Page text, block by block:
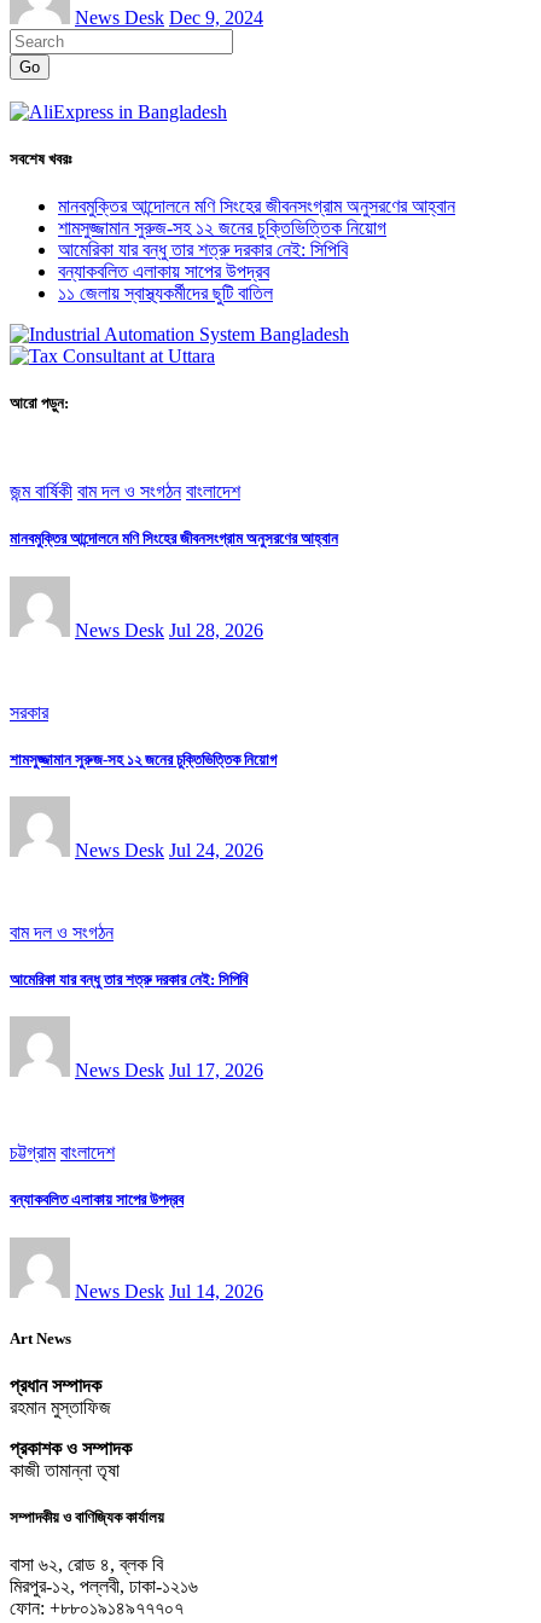
News Desk Dec 9, 2024
Go
সবশেষ খবরঃ
মানবমুক্তির আন্দোলনে মণি সিংহের জীবনসংগ্রাম অনুসরণের আহ্বান
শামসুজ্জামান সুরুজ-সহ ১২ জনের চুক্তিভিত্তিক নিয়োগ
আমেরিকা যার বন্ধু তার শত্রু দরকার নেই: সিপিবি
বন্যাকবলিত এলাকায় সাপের উপদ্রব
১১ জেলায় স্বাস্থ্যকর্মীদের ছুটি বাতিল
আরো পড়ুন:
জন্ম বার্ষিকী বাম দল ও সংগঠন বাংলাদেশ
মানবমুক্তির আন্দোলনে মণি সিংহের জীবনসংগ্রাম অনুসরণের আহ্বান
News Desk Jul 28, 2026
সরকার
শামসুজ্জামান সুরুজ-সহ ১২ জনের চুক্তিভিত্তিক নিয়োগ
News Desk Jul 24, 2026
বাম দল ও সংগঠন
আমেরিকা যার বন্ধু তার শত্রু দরকার নেই: সিপিবি
News Desk Jul 17, 2026
চট্টগ্রাম বাংলাদেশ
বন্যাকবলিত এলাকায় সাপের উপদ্রব
News Desk Jul 14, 2026
Art News
প্রধান সম্পাদক
রহমান মুস্তাফিজ
প্রকাশক ও সম্পাদক
কাজী তামান্না তৃষা
সম্পাদকীয় ও বাণিজ্যিক কার্যালয়
বাসা ৬২, রোড ৪, ব্লক বি
মিরপুর-১২, পল্লবী, ঢাকা-১২১৬
ফোন: +৮৮০১৯১৪৯৭৭৭০৭